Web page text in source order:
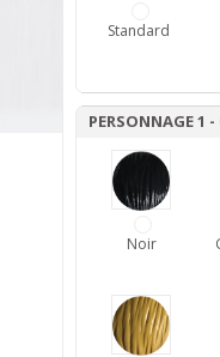
Standard
PERSONNAGE 1
Noir